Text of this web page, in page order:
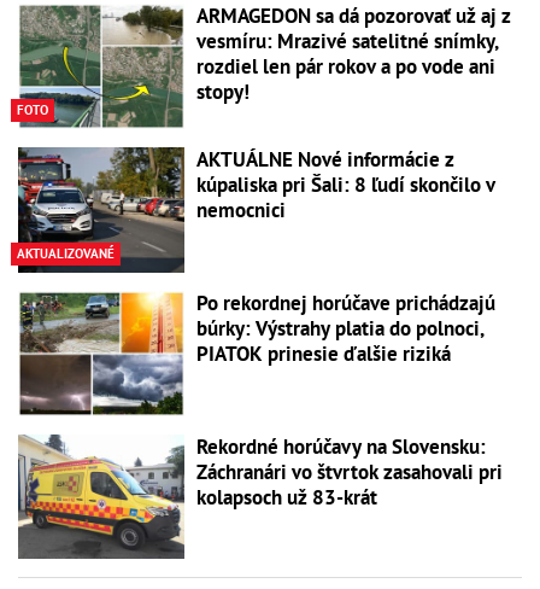
FOTO
ARMAGEDON sa dá pozorovať už aj z
vesmíru: Mrazivé satelitné snímky,
rozdiel len pár rokov a po vode ani
stopy!
AKTUALIZOVANÉ
AKTUÁLNE Nové informácie z
kúpaliska pri Šali: 8 ľudí skončilo v
nemocnici
Po rekordnej horúčave prichádzajú
búrky: Výstrahy platia do polnoci,
PIATOK prinesie ďalšie riziká
Rekordné horúčavy na Slovensku:
Záchranári vo štvrtok zasahovali pri
kolapsoch už 83-krát